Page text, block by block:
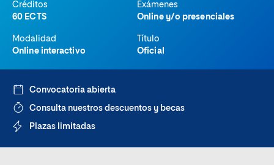
Créditos
60 ECTS
Exámenes
Online y/o presenciales
Modalidad
Online interactivo
Título
Oficial
Convocatoria abierta
Consulta nuestros descuentos y becas
Plazas limitadas